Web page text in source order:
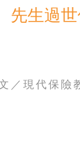
先生過
／現代保險